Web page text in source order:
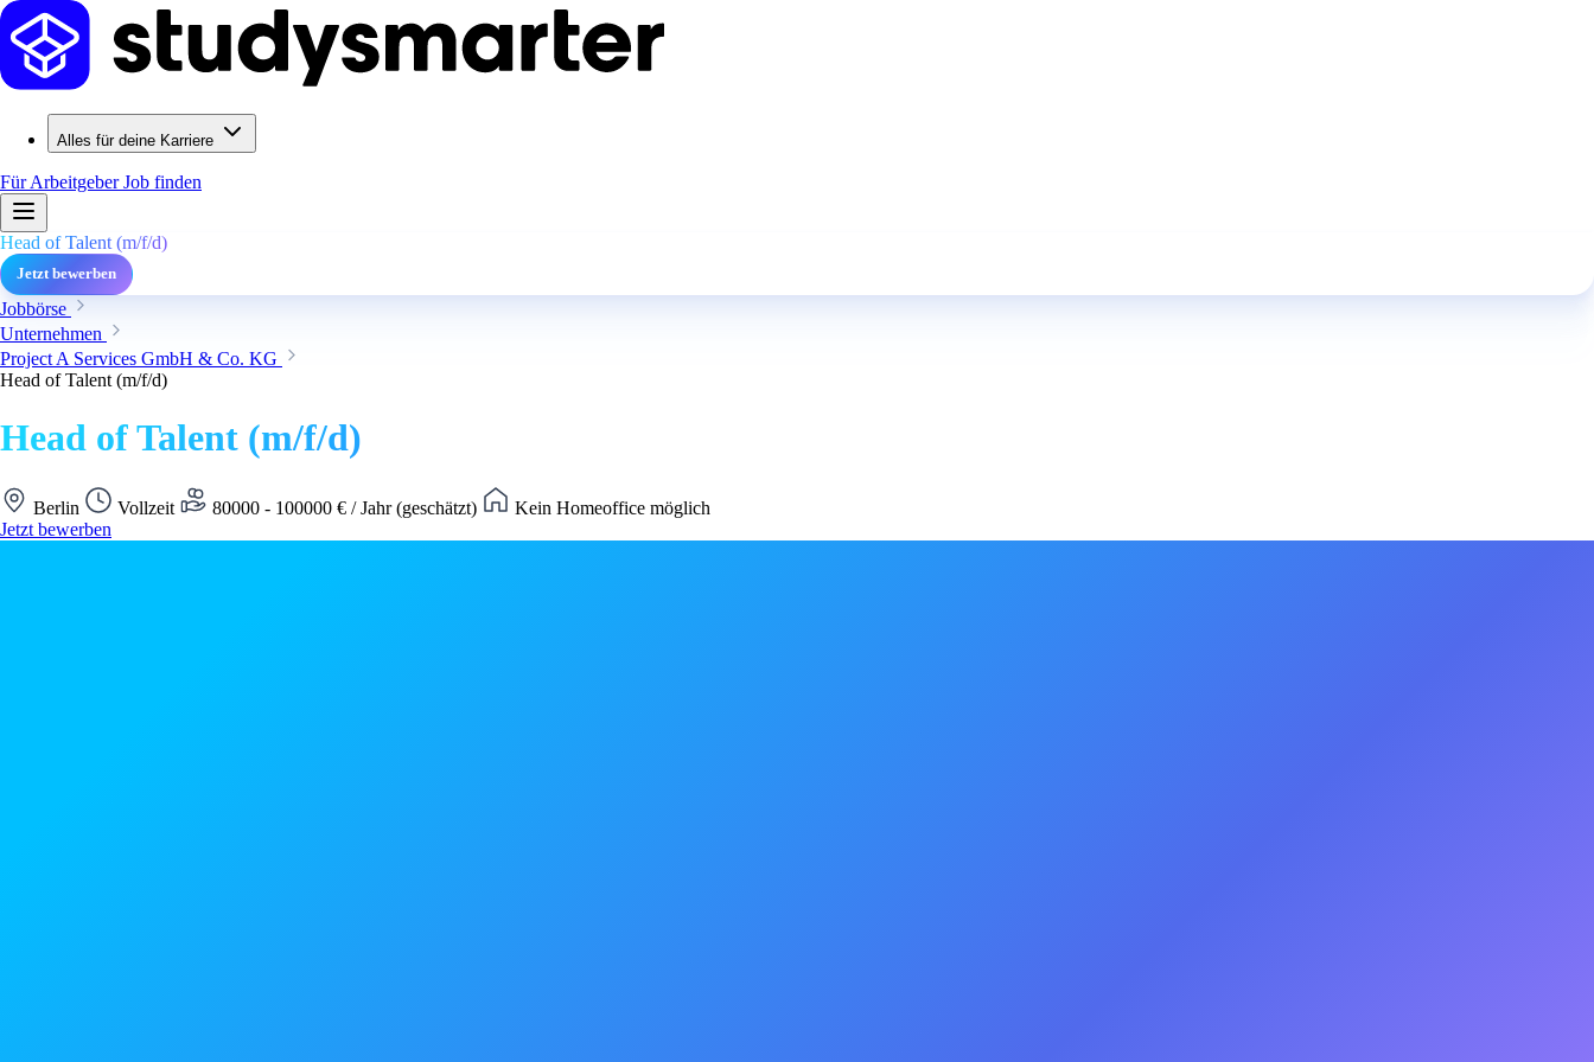
Alles für deine Karriere
Für ArbeitgeberJob finden
Head of Talent (m/f/d)
Jetzt bewerben
Jobbörse
Unternehmen
Project A Services GmbH & Co. KG
Head of Talent (m/f/d)
Head of Talent (m/f/d)
Berlin Vollzeit 80000 - 100000 € / Jahr (geschätzt)
Kein Homeoffice möglich
Jetzt bewerben